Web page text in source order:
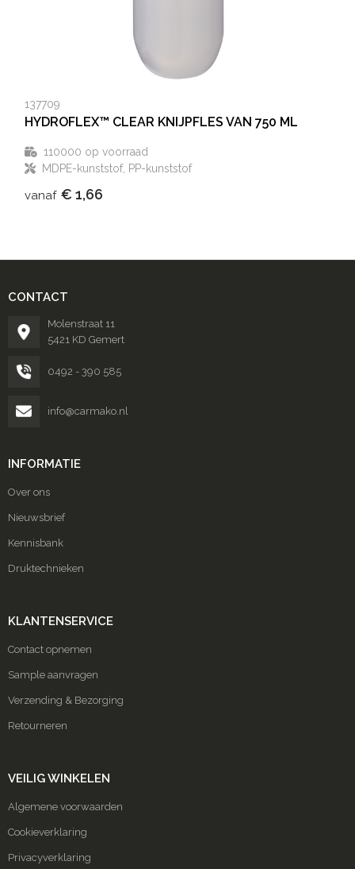
137709
HYDROFLEX™ CLEAR KNIJPFLES VAN 750 ML
110000 op voorraad
MDPE-kunststof, PP-kunststof
vanaf € 1,66
CONTACT
Molenstraat 11
5421 KD Gemert
0492 - 390 585
info@carmako.nl
INFORMATIE
Over ons
Nieuwsbrief
Kennisbank
Druktechnieken
KLANTENSERVICE
Contact opnemen
Sample aanvragen
Verzending & Bezorging
Retourneren
VEILIG WINKELEN
Algemene voorwaarden
Cookieverklaring
Privacyverklaring